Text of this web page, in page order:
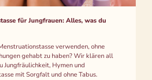
für Jungfrauen: Alles, was du
verwenden, ohne
gehabt zu haben? Wir klären all
Jungfräulichkeit, Hymen und
mit Sorgfalt und ohne Tabus.